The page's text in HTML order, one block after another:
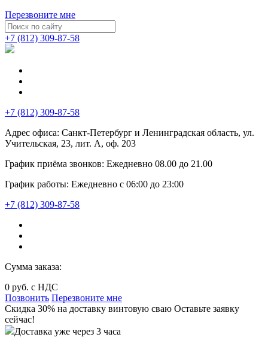
Перезвоните мне
+7 (812) 309-87-58
+7 (812) 309-87-58
Адрес офиса: Санкт-Петербург и Ленинградская область, ул.
Учительская, 23, лит. А, оф. 203
График приёма звонков: Ежедневно 08.00 до 21.00
График работы: Ежедневно с 06:00 до 23:00
+7 (812) 309-87-58
Сумма заказа:
0 руб. с НДС
Позвонить Перезвоните мне
Cкидка 30% на доставку винтовую сваю Оставьте заявку
сейчас!
Доставка уже через 3 часа